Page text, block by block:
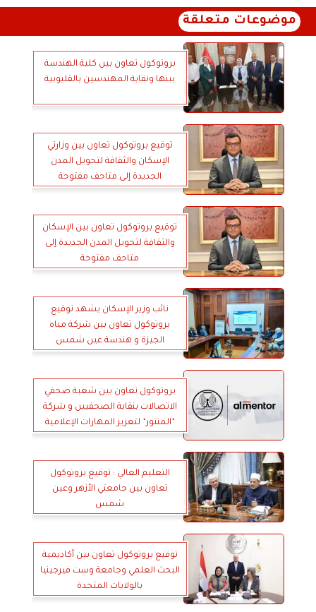
موضوعات متعلقة
بروتوكول تعاون بين كلية الهندسة
ببنها ونقابة المهندسين بالقليوبية
توقيع بروتوكول تعاون بين وزارتي
الإسكان والثقافة لتحويل المدن
الجديدة إلى متاحف مفتوحة
توقيع بروتوكول تعاون بين الإسكان
والثقافة لتحويل المدن الجديدة إلى
متاحف مفتوحة
نائب وزير الإسكان يشهد توقيع
بروتوكول تعاون بين شركة مياه
الجيزة و هندسة عين شمس
بروتوكول تعاون بين شعبة صحفي
الاتصالات بنقابة الصحفيين و شركة
”المنتور” لتعزيز المهارات الإعلامية
التعليم العالي : توقيع بروتوكول
تعاون بين جامعتي الأزهر وعين
شمس
توقيع بروتوكول تعاون بين أكاديمية
البحث العلمي وجامعة وست فيرجينيا
بالولايات المتحدة